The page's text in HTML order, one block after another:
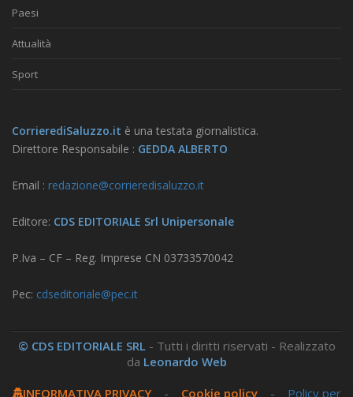
Paesi
Attualità
Sport
CorrierediSaluzzo.it è una testata giornalistica.
Direttore Responsabile : GEDDA ALBERTO
Email : redazione@corrieredisaluzzo.it
Editore: CDS EDITORIALE Srl Unipersonale
P.Iva – CF – Reg. Imprese CN 03733570042
Pec: cdseditoriale@pec.it
© CDS EDITORIALE SRL - Tutti i diritti riservati - Realizzato
da Leonardo Web
INFORMATIVA PRIVACY- Cookie policy- Policy per